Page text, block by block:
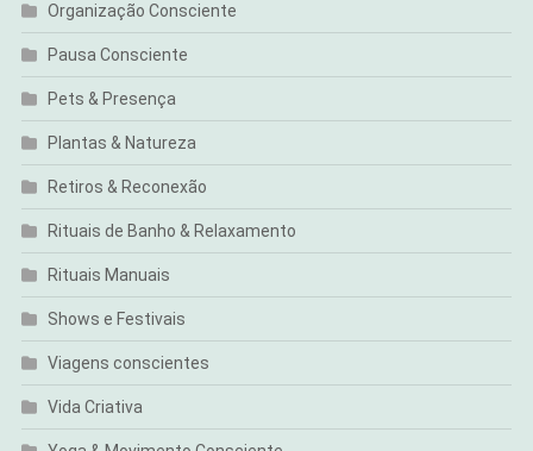
Organização Consciente
Pausa Consciente
Pets & Presença
Plantas & Natureza
Retiros & Reconexão
Rituais de Banho & Relaxamento
Rituais Manuais
Shows e Festivais
Viagens conscientes
Vida Criativa